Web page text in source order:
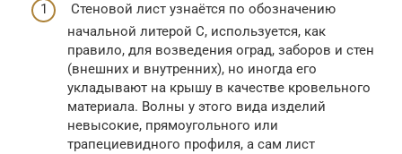
Стеновой лист узнаётся по обозначению
начальной литерой С, используется, как
правило, для возведения оград, заборов и стен
(внешних и внутренних), но иногда его
укладывают на крышу в качестве кровельного
материала. Волны у этого вида изделий
невысокие, прямоугольного или
трапециевидного профиля, а сам лист